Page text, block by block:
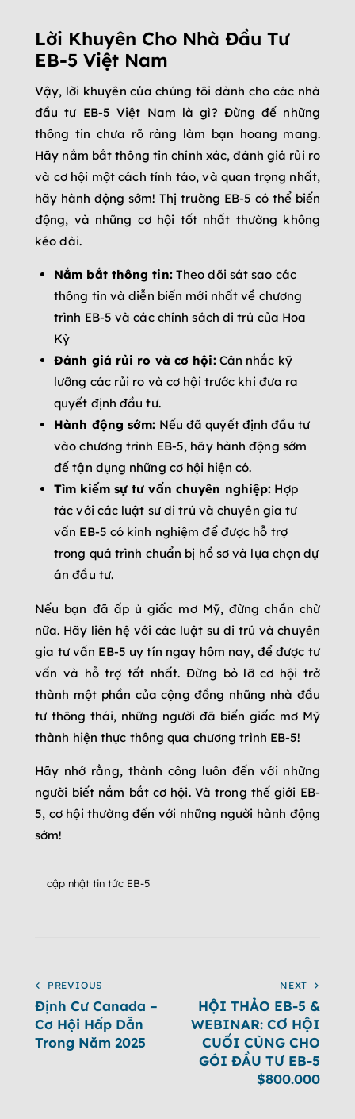
Lời Khuyên Cho Nhà Đầu Tư
EB-5 Việt Nam
Vậy, lời khuyên của chúng tôi dành cho các nhà
đầu tư EB-5 Việt Nam là gì? Đừng để những
thông tin chưa rõ ràng làm bạn hoang mang.
Hãy nắm bắt thông tin chính xác, đánh giá rủi ro
và cơ hội một cách tỉnh táo, và quan trọng nhất,
hãy hành động sớm! Thị trường EB-5 có thể biến
động, và những cơ hội tốt nhất thường không
kéo dài.
Nắm bắt thông tin:Theo dõi sát sao các
thông tin và diễn biến mới nhất về chương
trình EB-5 và các chính sách di trú của Hoa
Kỳ
Đánh giá rủi ro và cơ hội:Cân nhắc kỹ
lưỡng các rủi ro và cơ hội trước khi đưa ra
quyết định đầu tư.
Hành động sớm: Nếu đã quyết định đầu tư
vào chương trình EB-5, hãy hành động sớm
để tận dụng những cơ hội hiện có.
Tìm kiếm sự tư vấn chuyên nghiệp: Hợp
tác với các luật sư di trú và chuyên gia tư
vấn EB-5 có kinh nghiệm để được hỗ trợ
trong quá trình chuẩn bị hồ sơ và lựa chọn dự
án đầu tư.
Nếu bạn đã ấp ủ giấc mơ Mỹ, đừng chần chừ
nữa. Hãy liên hệ với các luật sư di trú và chuyên
gia tư vấn EB-5 uy tín ngay hôm nay, để được tư
vấn và hỗ trợ tốt nhất. Đừng bỏ lỡ cơ hội trở
thành một phần của cộng đồng những nhà đầu
tư thông thái, những người đã biến giấc mơ Mỹ
thành hiện thực thông qua chương trình EB-5!
Hãy nhớ rằng, thành công luôn đến với những
người biết nắm bắt cơ hội. Và trong thế giới EB-
5, cơ hội thường đến với những người hành động
sớm!
cập nhật tin tức EB-5
PREVIOUS
Định Cư Canada –
Cơ Hội Hấp Dẫn
Trong Năm 2025
NEXT
HỘI THẢO EB-5 &
WEBINAR: CƠ HỘI
CUỐI CÙNG CHO
GÓI ĐẦU TƯ EB-5
$800.000